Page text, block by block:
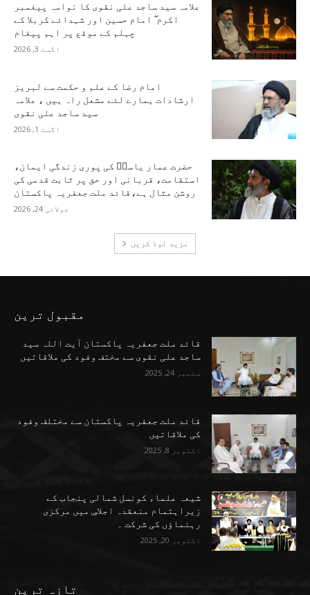
علامہ سید ساجد علی نقوی کا نواسہ پیغمبر
اکرم ۖ امام حسین اور شہدائے کربلا کے
چہلم کے موقع پر اہم پیغام
اگست 3, 2026
امام رضا کے علم و حکمت سے لبریز
ارشادات ہمارے لئے مشعل راہ ہیں ، علامہ
سید ساجد علی نقوی
اگست 1, 2026
حضرت عمار یاسرؑ کی پوری زندگی ایمان،
استقامت، قربانی اور حق پر ثابت قدمی کی
روشن مثال ہے،قائد ملت جعفریہ پاکستان
جولائی 24, 2026
مزید لوڈ کریں
مقبول ترین
قائد ملت جعفریہ پاکستان آیت اللہ سید
ساجد علی نقوی سے مختف وفود کی ملاقاتیں
ستمبر 24, 2025
قائد ملت جعفریہ پاکستان سے مختلف وفود
کی ملاقاتیں
اکتوبر 8, 2025
شیعہ علماء کونسل شمالی پنجاب کے
زیراہتمام منعقدہ اجلاسِ میں مرکزی
رہنماؤں کی شرکت ۔
اکتوبر 20, 2025
تازہ ترین